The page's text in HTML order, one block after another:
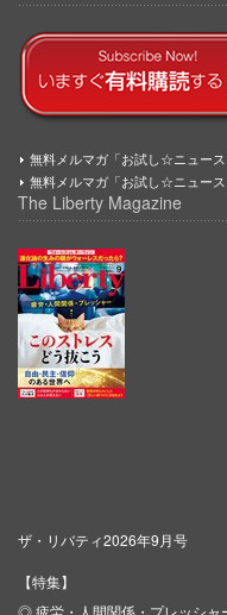
無料メルマガ「お試し☆ニュー
無料メルマガ「お試し☆ニュー
The Liberty Magazine
ザ・リバティ2026年9月号
【特集】
◎ 疲労・人間関係・プレッシャ